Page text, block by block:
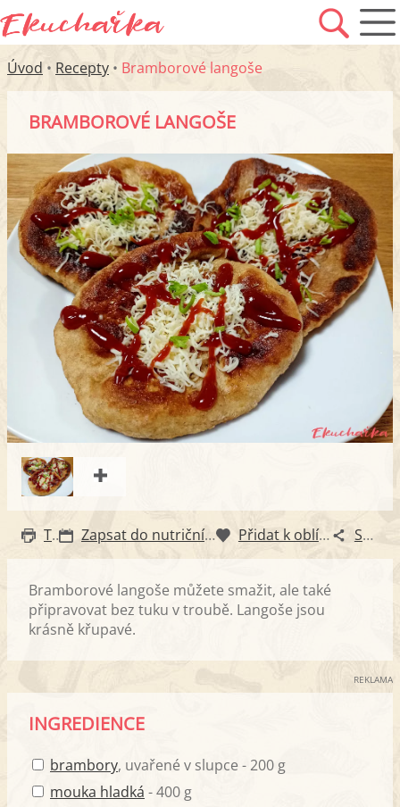
Úvod • Recepty • Bramborové langoše
BRAMBOROVÉ LANGOŠE
Tisk Zapsat do nutričního diáře Přidat k oblíbeným Sdílet
Bramborové langoše můžete smažit, ale také
připravovat bez tuku v troubě. Langoše jsou
krásně křupavé.
REKLAMA
INGREDIENCE
brambory, uvařené v slupce - 200 g
mouka hladká - 400 g